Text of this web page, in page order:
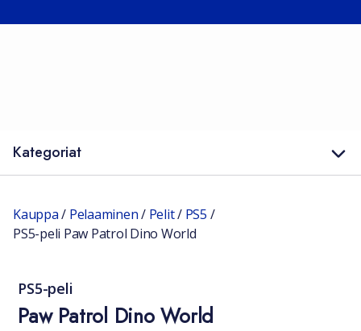
Kategoriat
Kauppa/ Pelaaminen/ Pelit/ PS5 /
PS5-peli Paw Patrol Dino World
PS5-peli
Paw Patrol Dino World